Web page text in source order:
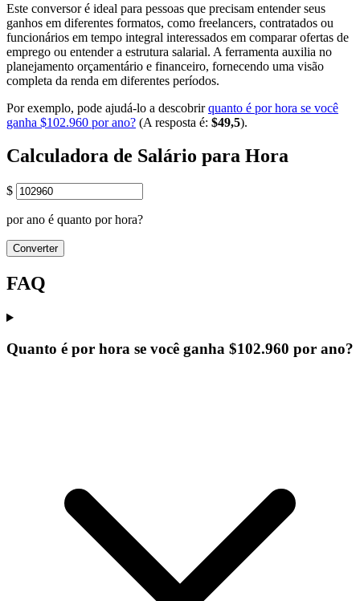
Este conversor é ideal para pessoas que precisam entender seus
ganhos em diferentes formatos, como freelancers, contratados ou
funcionários em tempo integral interessados em comparar ofertas de
emprego ou entender a estrutura salarial. A ferramenta auxilia no
planejamento orçamentário e financeiro, fornecendo uma visão
completa da renda em diferentes períodos.
Por exemplo, pode ajudá-lo a descobrirquanto é por hora se você
ganha $102.960 por ano? (A resposta é: $49,5).
Calculadora de Salário para Hora
$
por ano é quanto por hora?
Converter
FAQ
Quanto é por hora se você ganha $102.960 por ano?